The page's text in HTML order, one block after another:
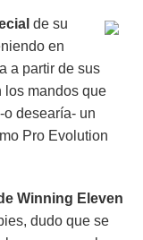
de su
en
a partir de sus
los mandos que
desearía- un
Pro Evolution
Winning Eleven
dudo que se